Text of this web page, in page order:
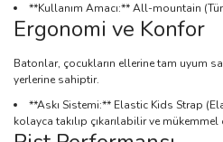
**Kullanım Amacı:** All-mountain
Ergonomi ve Konfor
Batonlar, çocukların ellerine tam uyum
yerlerine sahiptir.
**Askı Sistemi:** Elastic Kids Strap
kolayca takılıp çıkarılabilir ve